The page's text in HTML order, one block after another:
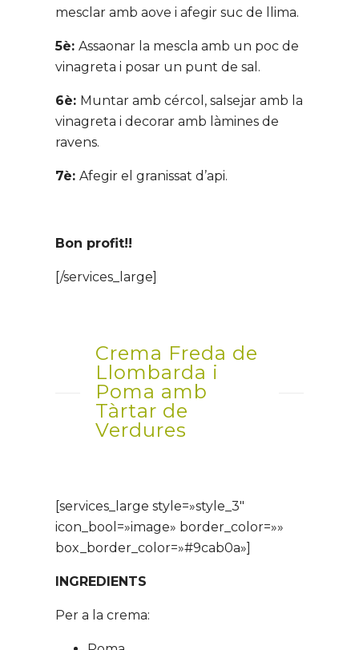
mesclar amb aove i afegir suc de llima.
5è: Assaonar la mescla amb un poc de
vinagreta i posar un punt de sal.
6è: Muntar amb cércol, salsejar amb la
vinagreta i decorar amb làmines de
ravens.
7è: Afegir el granissat d’api.
Bon profit!!
[/services_large]
Crema Freda de
Llombarda i
Poma amb
Tàrtar de
Verdures
[services_large style=»style_3″
icon_bool=»image» border_color=»»
box_border_color=»#9cab0a»]
INGREDIENTS
Per a la crema: